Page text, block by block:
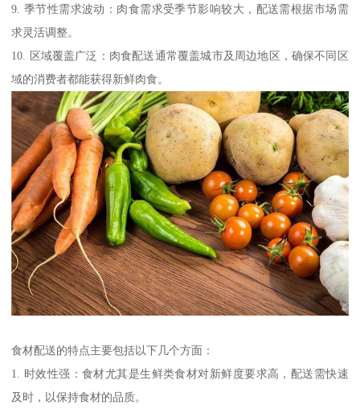
9. 季节性需求波动：肉食需求受季节影响较大，配送需根据市场需
求灵活调整。
10. 区域覆盖广泛：肉食配送通常覆盖城市及周边地区，确保不同区
域的消费者都能获得新鲜肉食。
食材配送的特点主要包括以下几个方面：
1. 时效性强：食材尤其是生鲜类食材对新鲜度要求高，配送需快速
及时，以保持食材的品质。